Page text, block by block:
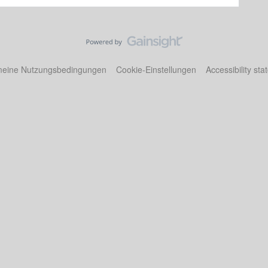
Nutzungsbedingungen Cookie-Einstellungen Accessibility